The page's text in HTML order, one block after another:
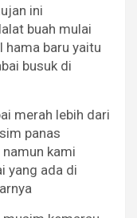
ini
buah mulai
hama baru yaitu
busuk di
merah lebih dari
panas
kami
yang ada di